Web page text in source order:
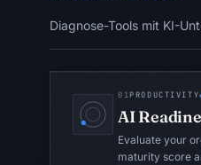
Diagnose-Tools mit KI-
01PRODUCTIVITY
AI
Evaluate your
maturity score